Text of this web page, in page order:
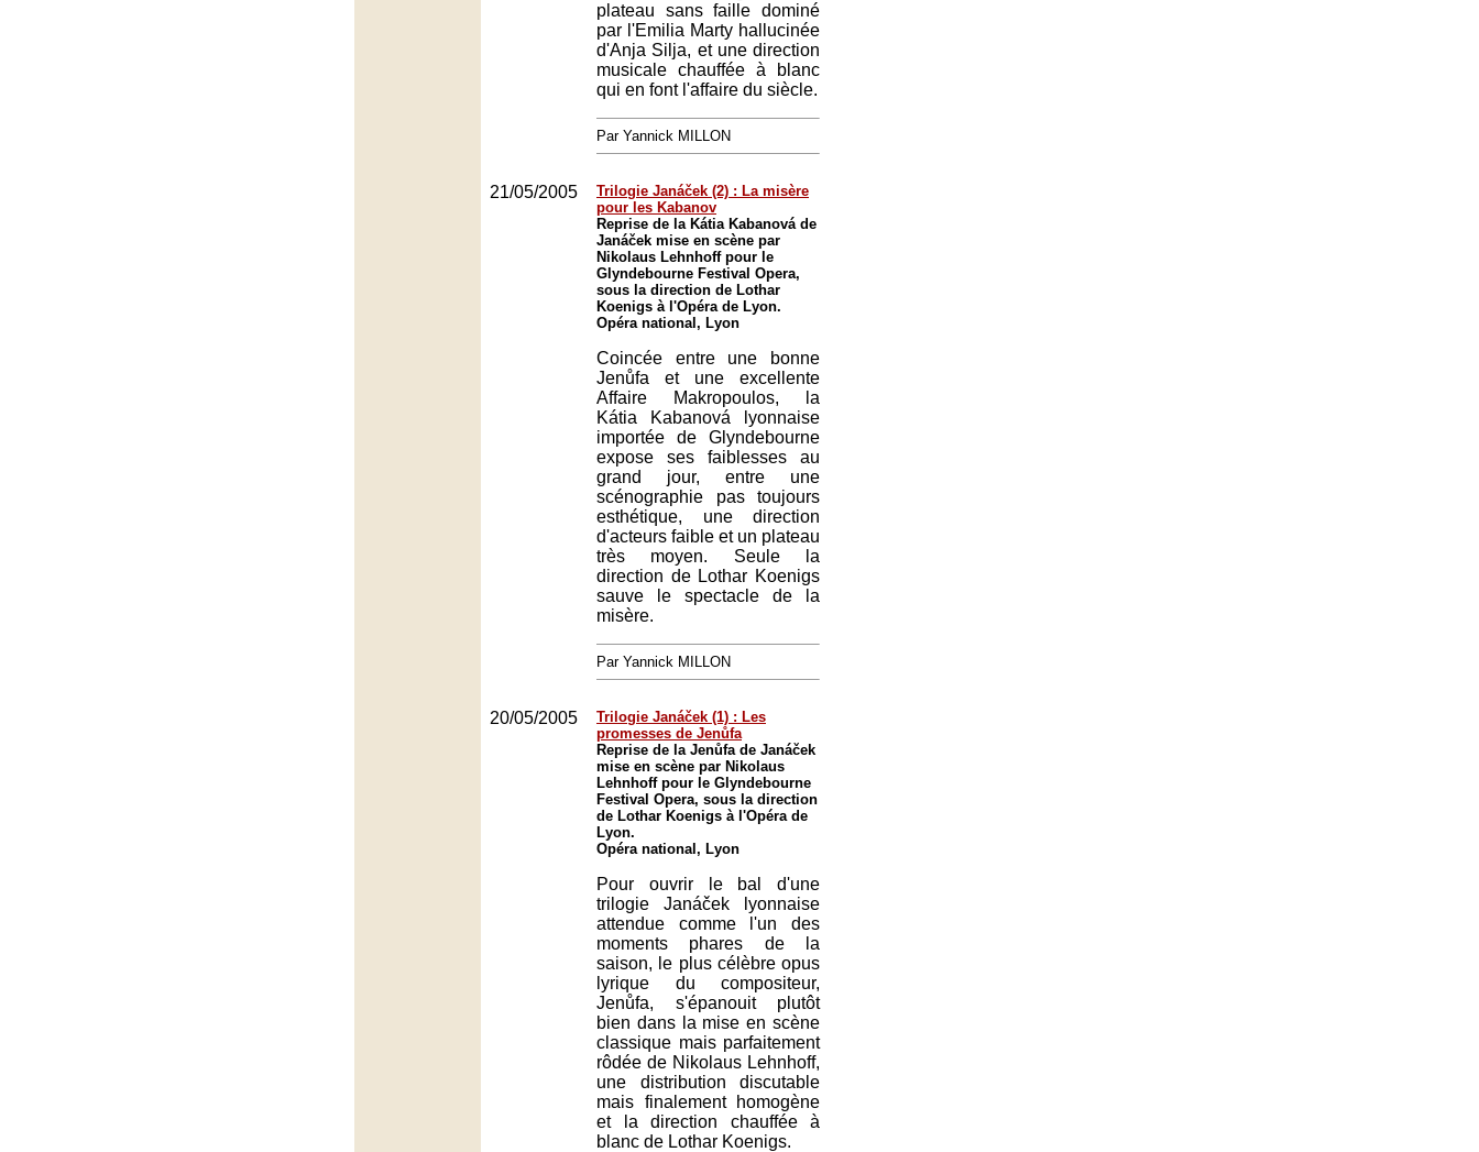
plateau sans faille dominé
par l'Emilia Marty hallucinée
d'Anja Silja, et une direction
musicale chauffée à blanc
qui en font l'affaire du siècle.
Par Yannick MILLON
21/05/2005
Trilogie Janáček (2) : La misère
pour les Kabanov
Reprise de la Kátia Kabanová de
Janáček mise en scène par
Nikolaus Lehnhoff pour le
Glyndebourne Festival Opera,
sous la direction de Lothar
Koenigs à l'Opéra de Lyon.
Opéra national, Lyon
Coincée entre une bonne
Jenůfa et une excellente
Affaire Makropoulos, la
Kátia Kabanová lyonnaise
importée de Glyndebourne
expose ses faiblesses au
grand jour, entre une
scénographie pas toujours
esthétique, une direction
d'acteurs faible et un plateau
très moyen. Seule la
direction de Lothar Koenigs
sauve le spectacle de la
misère.
Par Yannick MILLON
20/05/2005
Trilogie Janáček (1) : Les
promesses de Jenůfa
Reprise de la Jenůfa de Janáček
mise en scène par Nikolaus
Lehnhoff pour le Glyndebourne
Festival Opera, sous la direction
de Lothar Koenigs à l'Opéra de
Lyon.
Opéra national, Lyon
Pour ouvrir le bal d'une
trilogie Janáček lyonnaise
attendue comme l'un des
moments phares de la
saison, le plus célèbre opus
lyrique du compositeur,
Jenůfa, s'épanouit plutôt
bien dans la mise en scène
classique mais parfaitement
rôdée de Nikolaus Lehnhoff,
une distribution discutable
mais finalement homogène
et la direction chauffée à
blanc de Lothar Koenigs.